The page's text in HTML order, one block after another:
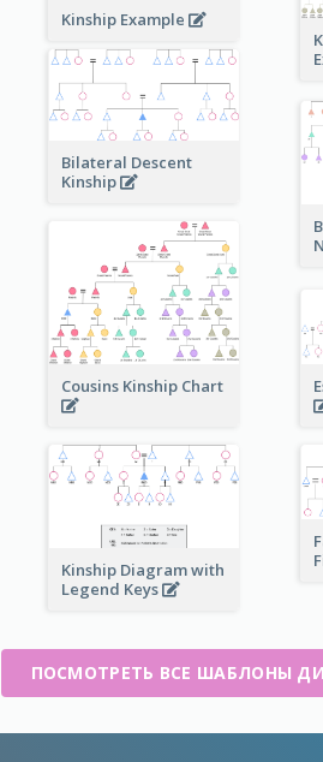
Kinship Example
Bilateral Descent
Kinship
Cousins Kinship Chart
Kinship Diagram with
Legend Keys
ПОСМОТРЕТЬ ВСЕ ШАБЛОНЫ